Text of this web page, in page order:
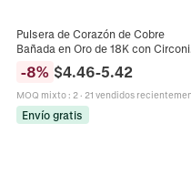
Pulsera de Corazón de Cobre
Bañada en Oro de 18K con Circonia
Elegante Joyería de Moda para
Mujer
-8% $4.46-5.42
MOQ mixto: 2·
Envío gratis